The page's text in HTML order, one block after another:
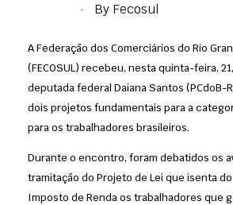
By Fecosul
A Federação dos Comerciários do Rio
(FECOSUL) recebeu, nesta quinta-feira,
deputada federal Daiana Santos (PCdoB-
dois projetos fundamentais para a
para os trabalhadores brasileiros.
Durante o encontro, foram debatidos os
tramitação do Projeto de Lei que isenta
Imposto de Renda os trabalhadores que